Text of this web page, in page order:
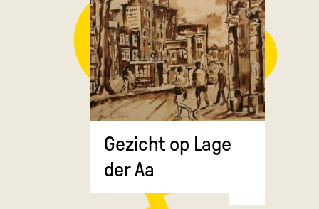
Gezicht op Lage
der Aa